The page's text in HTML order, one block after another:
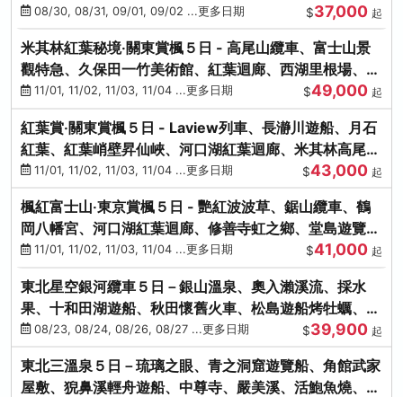
08/30, 08/31, 09/01, 09/02 ...更多日期 $37,000 起
米其林紅葉秘境‧關東賞楓５日 - 高尾山纜車、富士山景
觀特急、久保田一竹美術館、紅葉迴廊、西湖里根場、銀
杏大道
11/01, 11/02, 11/03, 11/04 ...更多日期 $49,000 起
紅葉賞‧關東賞楓５日 - Laview列車、長瀞川遊船、月石
紅葉、紅葉峭壁昇仙峽、河口湖紅葉迴廊、米其林高尾
山、海鮮盛宴
11/01, 11/02, 11/03, 11/04 ...更多日期 $43,000 起
楓紅富士山‧東京賞楓５日 - 艷紅波波草、鋸山纜車、鶴
岡八幡宮、河口湖紅葉迴廊、修善寺虹之鄉、堂島遊覽
船、熱海梅園
11/01, 11/02, 11/03, 11/04 ...更多日期 $41,000 起
東北星空銀河纜車５日－銀山溫泉、奧入瀨溪流、採水
果、十和田湖遊船、秋田懷舊火車、松島遊船烤牡蠣、嚴
美溪、螃蟹本家
08/23, 08/24, 08/26, 08/27 ...更多日期 $39,900 起
東北三溫泉５日－琉璃之眼、青之洞窟遊覽船、角館武家
屋敷、猊鼻溪輕舟遊船、中尊寺、嚴美溪、活鮑魚燒、烤